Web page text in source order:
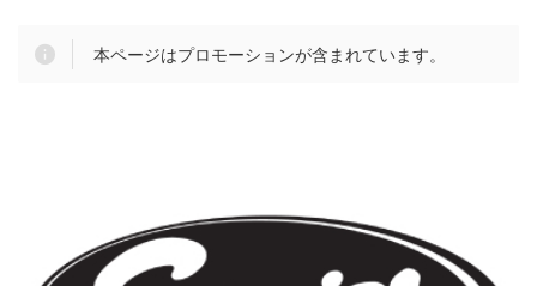
本ページはプロモーションが含まれています。